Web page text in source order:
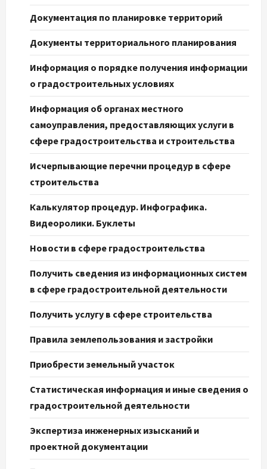
Документация по планировке территорий
Документы территориального планирования
Информация о порядке получения информации
о градостроительных условиях
Информация об органах местного
самоуправления, предоставляющих услуги в
сфере градостроительства и строительства
Исчерпывающие перечни процедур в сфере
строительства
Калькулятор процедур. Инфографика.
Видеоролики. Буклеты
Новости в сфере градостроительства
Получить сведения из информационных систем
в сфере градостроительной деятельности
Получить услугу в сфере строительства
Правила землепользования и застройки
Приобрести земельный участок
Статистическая информация и иные сведения о
градостроительной деятельности
Экспертиза инженерных изысканий и
проектной документации